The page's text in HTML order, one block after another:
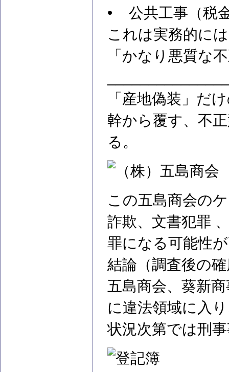
• 公共工事（税
これは実務的には
「かなり悪質な
「産地偽装」だ
幹から覆す、不
る。
この五島商会の
詐欺、文書犯罪
罪になる可能性
結論（調査後の
五島商会、葵新
に違法領域に入
状況次第では刑